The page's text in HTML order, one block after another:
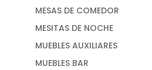
MESAS DE COMEDOR
MESITAS DE NOCHE
MUEBLES AUXILIARES
MUEBLES BAR